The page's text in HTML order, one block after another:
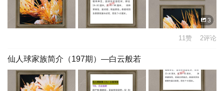
3
11赞 2评论
仙人球家族简介（197期）—白云般若